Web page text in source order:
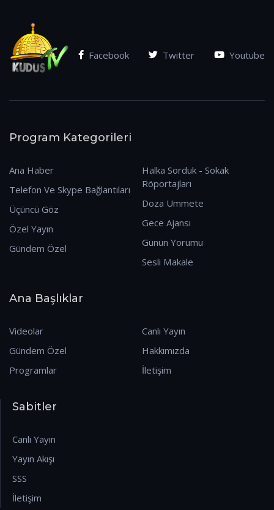
Facebook Twitter Youtube
Program Kategorileri
Ana Haber
Telefon Ve Skype Bağlantıları
Üçüncü Göz
Özel Yayın
Gündem Özel
Halka Sorduk - Sokak
Röportajları
Doza Ummete
Gece Ajansı
Günün Yorumu
Sesli Makale
Ana Başlıklar
Videolar
Gündem Özel
Programlar
Canlı Yayın
Hakkımızda
İletişim
Sabitler
Canlı Yayın
Yayın Akışı
SSS
İletişim